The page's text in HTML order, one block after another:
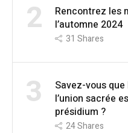
2
Rencontrez les
l’automne 2024
31 Shares
3
Savez-vous
l’union sacrée
présidium ?
24Shares